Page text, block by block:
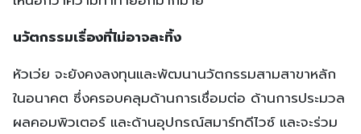
นวัตกรรมเรื่องที่ไม่อาจละทิ้ง
หัวเว่ย จะยังคงลงทุนและพัฒนานวัตกรรมสามสาขาหลัก
ในอนาคต ซึ่งครอบคลุมด้านการเชื่อมต่อ ด้านการประมวล
ผลคอมพิวเตอร์ และด้านอุปกรณ์สมาร์ทดีไวซ์ และจะร่วม